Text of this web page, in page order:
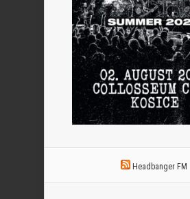
Headbanger FM